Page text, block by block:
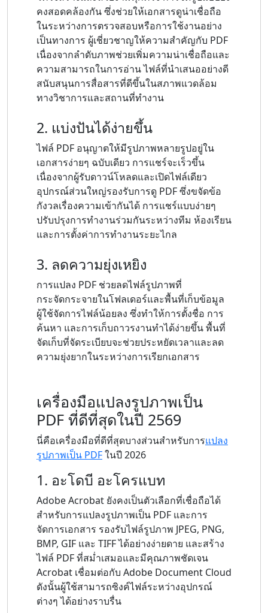
คงสอดคล้องกัน ซึ่งช่วยให้เอกสารดูน่าเชื่อถือ
ในระหว่างการตรวจสอบหรือการใช้งานอย่าง
เป็นทางการ ผู้เชี่ยวชาญให้ความสำคัญกับ PDF
เนื่องจากลำดับภาพช่วยเพิ่มความน่าเชื่อถือและ
ความสามารถในการอ่าน ไฟล์ที่นำเสนออย่างดี
สนับสนุนการสื่อสารที่ดีขึ้นในสภาพแวดล้อม
ทางวิชาการและสถานที่ทำงาน
2. แบ่งปันได้ง่ายขึ้น
ไฟล์ PDF อนุญาตให้มีรูปภาพหลายรูปอยู่ใน
เอกสารง่ายๆ ฉบับเดียว การแชร์จะเร็วขึ้น
เนื่องจากผู้รับดาวน์โหลดและเปิดไฟล์เดียว
อุปกรณ์ส่วนใหญ่รองรับการดู PDF ซึ่งขจัดข้อ
กังวลเรื่องความเข้ากันได้ การแชร์แบบง่ายๆ
ปรับปรุงการทำงานร่วมกันระหว่างทีม ห้องเรียน
และการตั้งค่าการทำงานระยะไกล
3. ลดความยุ่งเหยิง
การแปลง PDF ช่วยลดไฟล์รูปภาพที่
กระจัดกระจายในโฟลเดอร์และพื้นที่เก็บข้อมูล
ผู้ใช้จัดการไฟล์น้อยลง ซึ่งทำให้การตั้งชื่อ การ
ค้นหา และการเก็บถาวรงานทำได้ง่ายขึ้น พื้นที่
จัดเก็บที่จัดระเบียบจะช่วยประหยัดเวลาและลด
ความยุ่งยากในระหว่างการเรียกเอกสาร
เครื่องมือแปลงรูปภาพเป็น
PDF ที่ดีที่สุดในปี 2569
นี่คือเครื่องมือที่ดีที่สุดบางส่วนสำหรับการแปลง
รูปภาพเป็น PDFในปี 2026
1. อะโดบี อะโครแบท
Adobe Acrobat ยังคงเป็นตัวเลือกที่เชื่อถือได้
สำหรับการแปลงรูปภาพเป็น PDF และการ
จัดการเอกสาร รองรับไฟล์รูปภาพ JPEG, PNG,
BMP, GIF และ TIFF ได้อย่างง่ายดาย และสร้าง
ไฟล์ PDF ที่สม่ำเสมอและมีคุณภาพชัดเจน
Acrobat เชื่อมต่อกับ Adobe Document Cloud
ดังนั้นผู้ใช้สามารถซิงค์ไฟล์ระหว่างอุปกรณ์
ต่างๆ ได้อย่างราบรื่น